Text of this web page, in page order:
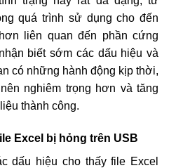
quá trình sử dụng cho đến
liên quan đến phần cứng
biết sớm các dấu hiệu và
có những hành động kịp thời,
nghiêm trọng hơn và tăng
thành công.
Excel bị hỏng trên USB
dấu hiệu cho thấy file Excel